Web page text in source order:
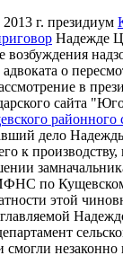
2013 г. президиум
Надежде
возбуждения
о
в
сайта
районного
дело
к производству,
по
этой
незаконно